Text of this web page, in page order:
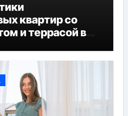
квартир со
и террасой в